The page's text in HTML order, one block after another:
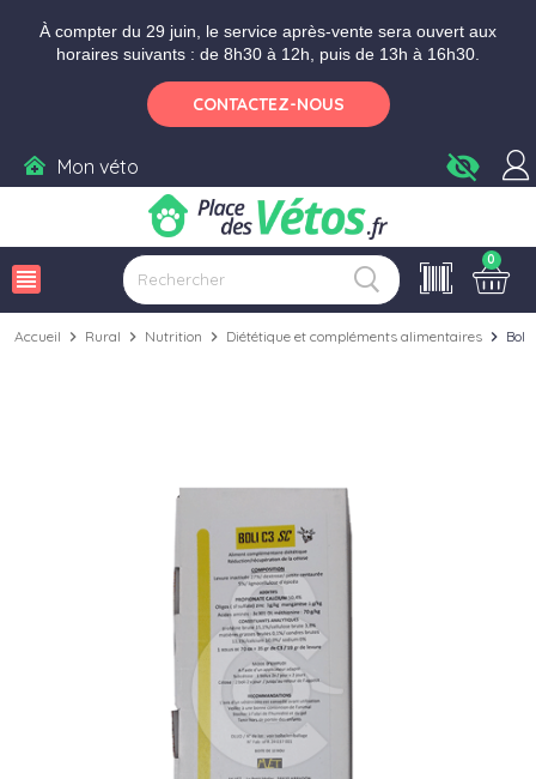
À compter du 29 juin, le service après-vente sera ouvert aux
horaires suivants : de 8h30 à 12h, puis de 13h à 16h30.
CONTACTEZ-NOUS
Mon véto visibility_off
view_headline
0
Accueil chevron_right Rural chevron_right Nutrition chevron_right Diététique et compléments alimentaires chevron_right Boli